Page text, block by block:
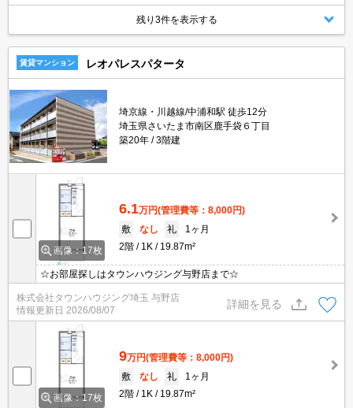
残り3件を表示する
賃貸マンション レオパレスパタータ
埼京線・川越線/中浦和駅 徒歩12分
埼玉県さいたま市南区鹿手袋６丁目
築20年
3階建
画像：17枚
6.1万円(管理費等：8,000円)
敷
なし 礼
1ヶ月
2階
1K 19.87m²
☆お部屋探しはタウンハウジング与野店まで☆
株式会社タウンハウジング埼玉 与野店
情報更新日 2026/08/07
詳細を見る
画像：17枚
9万円(管理費等：8,000円)
敷
なし 礼
1ヶ月
2階
1K 19.87m²